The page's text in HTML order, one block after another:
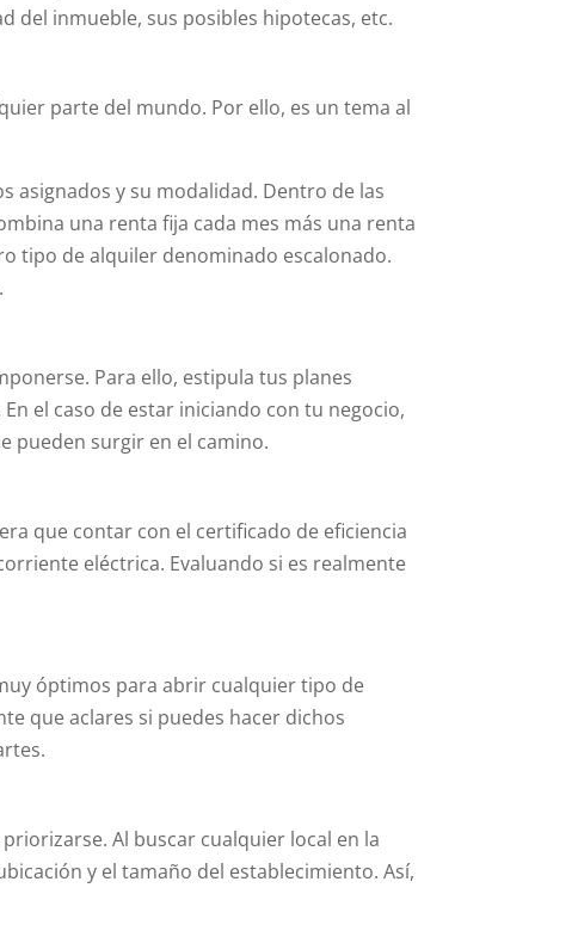
inmueble, sus posibles hipotecas, etc.
parte del mundo. Por ello, es un tema al
asignados y su modalidad. Dentro de las
una renta fija cada mes más una renta
tipo de alquiler denominado escalonado.
Para ello, estipula tus planes
el caso de estar iniciando con tu negocio,
pueden surgir en el camino.
que contar con el certificado de eficiencia
eléctrica. Evaluando si es realmente
óptimos para abrir cualquier tipo de
que aclares si puedes hacer dichos
Al buscar cualquier local en la
y el tamaño del establecimiento. Así,